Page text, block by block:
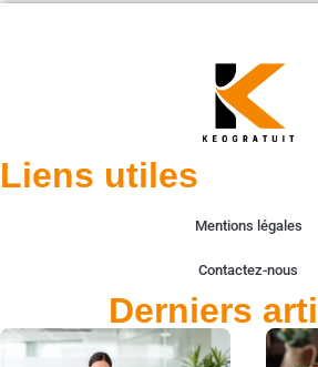
Liens utiles
Mentions légales
Contactez-nous
Derniers